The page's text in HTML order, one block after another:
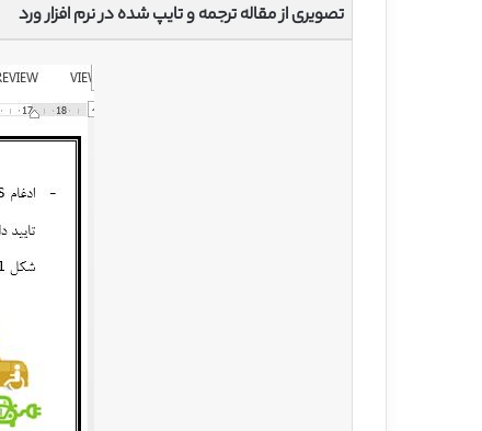
تصویری از مقاله ترجمه و تایپ شده در نرم افزار ورد